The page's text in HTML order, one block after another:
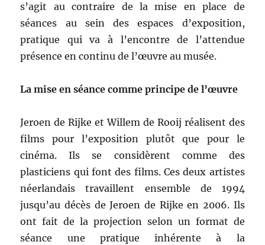
s’agit au contraire de la mise en place de
séances au sein des espaces d’exposition,
pratique qui va à l’encontre de l’attendue
présence en continu de l’œuvre au musée.
La mise en séance comme principe de l’œuvre
Jeroen de Rijke et Willem de Rooij réalisent des
films pour l’exposition plutôt que pour le
cinéma. Ils se considèrent comme des
plasticiens qui font des films. Ces deux artistes
néerlandais travaillent ensemble de 1994
jusqu’au décès de Jeroen de Rijke en 2006. Ils
ont fait de la projection selon un format de
séance une pratique inhérente à la